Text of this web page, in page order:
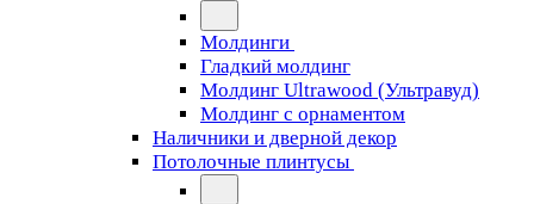
Молдинги
Гладкий молдинг
Молдинг Ultrawood (Ультравуд)
Молдинг с орнаментом
Наличники и дверной декор
Потолочные плинтусы